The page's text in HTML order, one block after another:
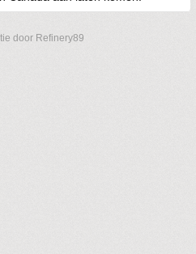
door Refinery89